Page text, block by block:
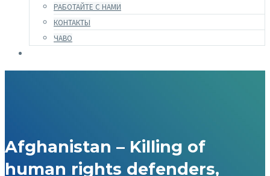
РАБОТАЙТЕ С НАМИ
КОНТАКТЫ
ЧАВО
Afghanistan – Killing of
human rights defenders,